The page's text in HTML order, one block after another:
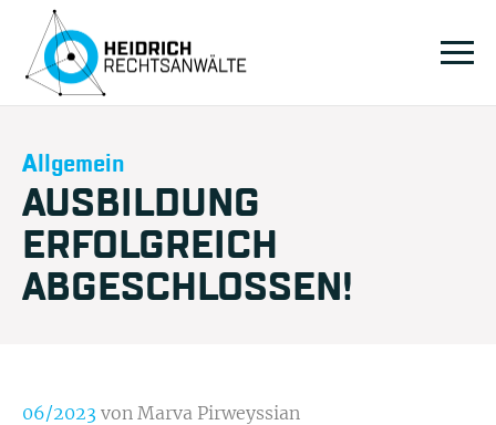
Allgemein
AUSBILDUNG
ERFOLGREICH
ABGESCHLOSSEN!
06/2023 von Marva Pirweyssian